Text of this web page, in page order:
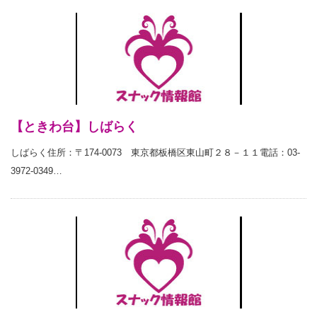
【ときわ台】しばらく
しばらく住所：〒174-0073 東京都板橋区東山町２８－１１電話：03-
3972-0349…